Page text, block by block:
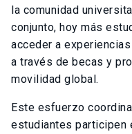
la comunidad
conjunto, hoy más
acceder a
a través de becas y
movilidad global.
Este esfuerzo
estudiantes participen